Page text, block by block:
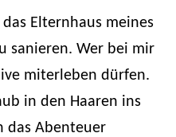
Elternhaus meines
sanieren. Wer bei mir
miterleben dürfen.
in den Haaren ins
das Abenteuer